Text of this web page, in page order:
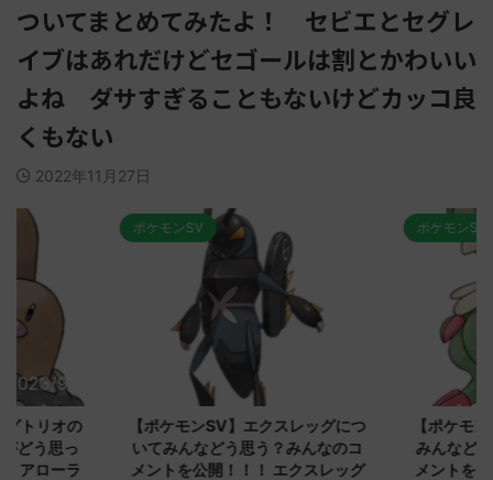
ついてまとめてみたよ！ セビエとセグレ
イブはあれだけどセゴールは割とかわいい
よね ダサすぎることもないけどカッコ良
くもない
2022年11月27日
2023/9/8
トリオの
どう思っ
アローラ
ポケモンSV
【ポケモンSV】エクスレッグにつ
いてみんなどう思う？みんなのコ
メントを公開！！！ エクスレッグ
ポケモンSV
【ポケモ
みんなど
メントを